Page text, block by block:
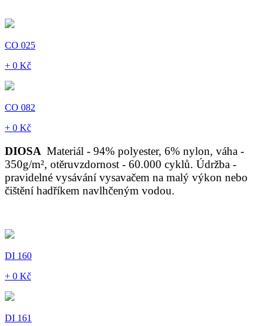
CO 025
+ 0 Kč
CO 082
+ 0 Kč
DIOSA Materiál - 94% polyester, 6% nylon, váha -
350g/m², otěruvzdornost - 60.000 cyklů. Údržba -
pravidelné vysávání vysavačem na malý výkon nebo
čištění hadříkem navlhčeným vodou.
DI 160
+ 0 Kč
DI 161